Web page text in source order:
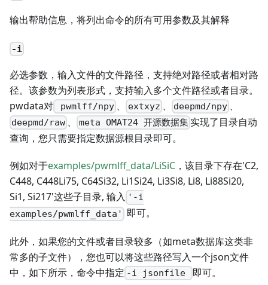
输出帮助信息，将列出命令的所有可用参数及其解释
-i
必选参数，输入文件的文件路径，支持绝对路径或者相对路
径。该参数为列表形式，支持输入多个文件路径或者目录。
pwdata对
pwmlff/npy 、 extxyz 、 deepmd/npy 、
deepmd/raw 、 meta OMAT24 开源数据集实现了目录自动
查询，您只需要指定数据源根目录即可。
例如对于examples/pwmlff_data/LiSiC ，该目录下存在'C2,
C448, C448Li75, C64Si32, Li1Si24, Li3Si8, Li8, Li88Si20,
Si1, Si217'这些子目录, 输入 '-i
examples/pwmlff_data'
即可。
此外，如果您的文件或者目录较多（如meta数据库这类非
常多的子文件），您也可以将这些路径写入一个json文件
中，如下所示，命令中指定 -i jsonfile 即可。